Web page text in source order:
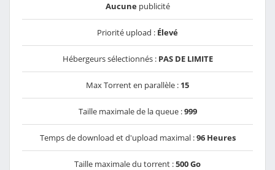
Aucunepublicité
Priorité upload : Élevé
Hébergeurs sélectionnés : PAS DE LIMITE
Max Torrent en parallèle : 15
Taille maximale de la queue :999
Temps de download et d'upload maximal :96 Heures
Taille maximale du torrent :500 Go